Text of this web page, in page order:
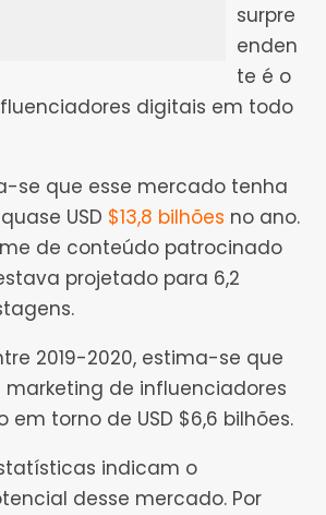
surpre
enden
te é o
digitais em todo
se que esse mercado tenha
USD $13,8 bilhões no ano.
de conteúdo patrocinado
projetado para 6,2
2019-2020, estima-se que
de influenciadores
em torno de USD $6,6 bilhões.
indicam o
desse mercado. Por